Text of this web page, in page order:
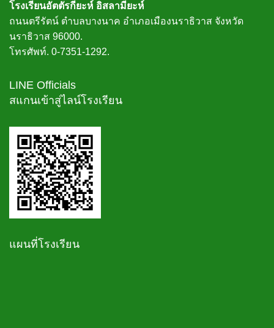
โรงเรียนอัตตัรกียะห์ อิสลามียะห์
ถนนตรีรัตน์ ตำบลบางนาค อำเภอเมืองนราธิวาส จังหวัด
นราธิวาส 96000.
โทรศัพท์. 0-7351-1292.
LINE Officials
สแกนเข้าสู่ไลน์โรงเรียน
แผนที่โรงเรียน